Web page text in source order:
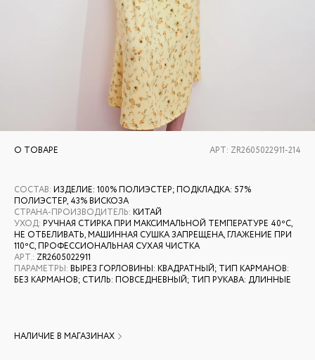
О ТОВАРЕ АРТ: ZR2605022911-214
СОСТАВ: ИЗДЕЛИЕ: 100% ПОЛИЭСТЕР; ПОДКЛАДКА: 57%
ПОЛИЭСТЕР, 43% ВИСКОЗА
СТРАНА-ПРОИЗВОДИТЕЛЬ: КИТАЙ
УХОД: РУЧНАЯ СТИРКА ПРИ МАКСИМАЛЬНОЙ ТЕМПЕРАТУРЕ 40ºС,
НЕ ОТБЕЛИВАТЬ, МАШИННАЯ СУШКА ЗАПРЕЩЕНА, ГЛАЖЕНИЕ ПРИ
110ºС, ПРОФЕССИОНАЛЬНАЯ СУХАЯ ЧИСТКА
АРТ.: ZR2605022911
ПАРАМЕТРЫ: ВЫРЕЗ ГОРЛОВИНЫ: КВАДРАТНЫЙ; ТИП КАРМАНОВ:
БЕЗ КАРМАНОВ; СТИЛЬ: ПОВСЕДНЕВНЫЙ; ТИП РУКАВА: ДЛИННЫЕ
НАЛИЧИЕ В МАГАЗИНАХ